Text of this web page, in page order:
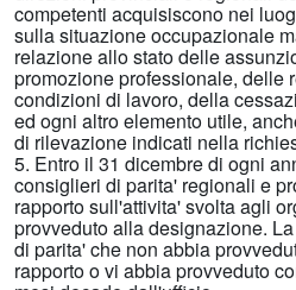
competenti acquisiscono nei
sulla situazione occupazionale
relazione allo stato delle
promozione professionale, delle
condizioni di lavoro, della
ed ogni altro elemento utile,
di rilevazione indicati nella
5. Entro il 31 dicembre di ogni
consiglieri di parita' regionali e
rapporto sull'attivita' svolta agli
provveduto alla designazione.
di parita' che non abbia
rapporto o vi abbia provveduto